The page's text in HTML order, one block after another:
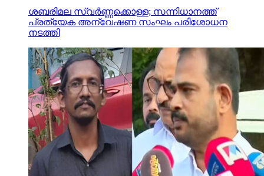
ശബരിമല സ്വര്‍ണ്ണക്കൊള്ള; സന്നിധാനത്ത്
പ്രത്യേക അന്വേഷണ സംഘം പരിശോധന
നടത്തി